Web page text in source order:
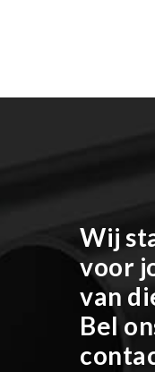
Wij
voor
van
Bel